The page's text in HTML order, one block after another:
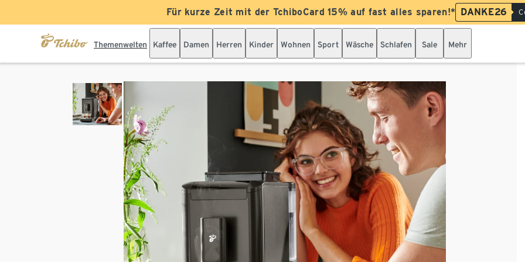
Für kurze Zeit mit der TchiboCard 15% auf fast alles sparen!* DANKE26
Themenwelten Kaffee Damen Herren Kinder Wohnen Sport Wäsche Schlafen Sale Mehr